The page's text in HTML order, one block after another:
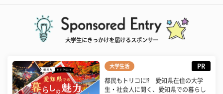
大学生にきっかけを届けるスポンサー
大学生活 PR
都民もトリコに⁉ 愛知県在住の大学
生・社会人に聞く、愛知県での暮らし